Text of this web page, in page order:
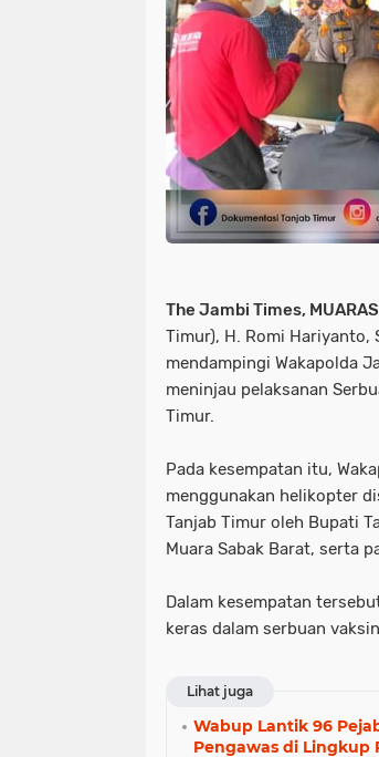
The Jambi Times,
Timur), H. Romi Hariyanto,
mendampingi Wakapolda
meninjau pelaksanan
Timur.
Pada kesempatan itu,
menggunakan helikopter
Tanjab Timur oleh Bupati
Muara Sabak Barat, serta
Dalam kesempatan
keras dalam serbuan
Lihat juga
Wabup Lantik 96
Pengawas di Lingkup